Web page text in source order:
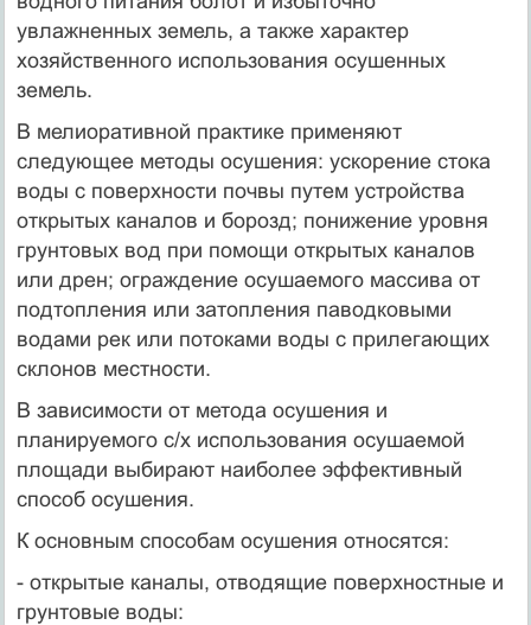
увлажненных земель, а также характер
хозяйственного использования осушенных
земель.
В мелиоративной практике применяют
следующее методы осушения: ускорение стока
воды с поверхности почвы путем устройства
открытых каналов и борозд; понижение уровня
грунтовых вод при помощи открытых каналов
или дрен; ограждение осушаемого массива от
подтопления или затопления паводковыми
водами рек или потоками воды с прилегающих
склонов местности.
В зависимости от метода осушения и
планируемого с/х использования осушаемой
площади выбирают наиболее эффективный
способ осушения.
К основным способам осушения относятся:
- открытые каналы, отводящие поверхностные и
грунтовые воды: